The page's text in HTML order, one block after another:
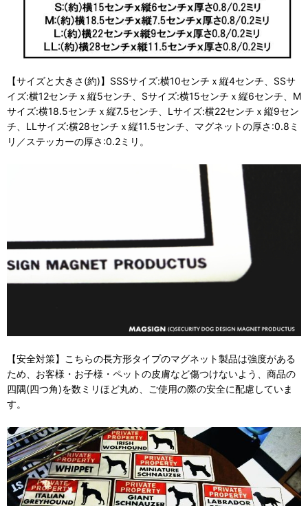
【サイズと大きさ(約)】SSSサイズ:横10センチｘ縦4センチ、SSサ
イズ:横12センチｘ縦5センチ、Sサイズ:横15センチｘ縦6センチ、M
サイズ:横18.5センチｘ縦7.5センチ、Lサイズ:横22センチｘ縦9セン
チ、LLサイズ:横28センチｘ縦11.5センチ、マグネットの厚さ:0.8ミ
リ／ステッカーの厚さ:0.2ミリ。
【安全対策】こちらの長方形タイプのマグネット製品は強度がある
ため、お客様・お子様・ペットの皮膚など傷つけないよう、商品の
四隅(四つ角)を数ミリほど丸め、ご使用の際の安全に配慮していま
す。